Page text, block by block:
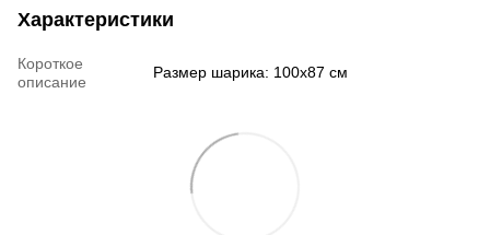
Характеристики
Короткое
описание
Размер шарика: 100х87 см